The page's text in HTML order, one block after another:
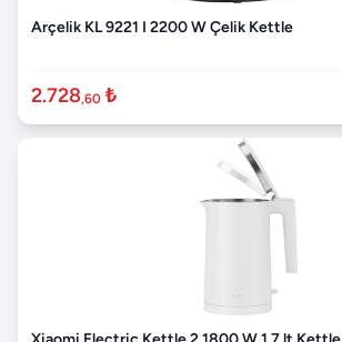
Arçelik KL 9221 I 2200 W Çelik Kettle
2.728,60 ₺